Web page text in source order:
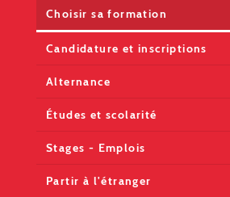
Choisir sa formation
Candidature et inscriptions
Alternance
Études et scolarité
Stages - Emplois
Partir à l'étranger